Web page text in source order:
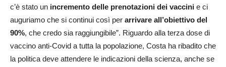
c’è stato un incremento delle prenotazioni dei vaccini e ci
auguriamo che si continui così per arrivare all’obiettivo del
90%, che credo sia raggiungibile”. Riguardo alla terza dose di
vaccino anti-Covid a tutta la popolazione, Costa ha ribadito che
la politica deve attendere le indicazioni della scienza, anche se